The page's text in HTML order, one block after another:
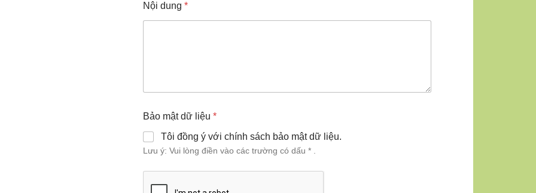
Nội dung *
Bảo mật dữ liệu *
Tôi đồng ý với chính sách bảo mật dữ liệu.
Lưu ý: Vui lòng điền vào các trường có dấu * .